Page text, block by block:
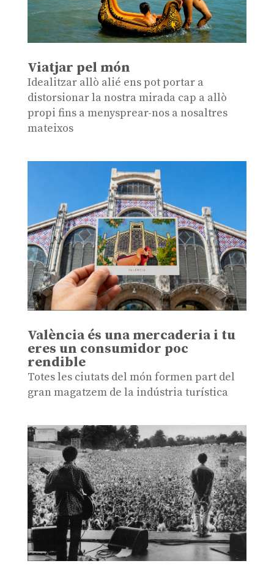
Viatjar pel món
Idealitzar allò alié ens pot portar a
distorsionar la nostra mirada cap a allò
propi fins a menysprear-nos a nosaltres
mateixos
València és una mercaderia i tu
eres un consumidor poc
rendible
Totes les ciutats del món formen part del
gran magatzem de la indústria turística